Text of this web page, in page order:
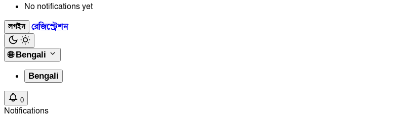
No notifications yet
লগইন রেজিস্ট্রেশন
🌐 Bengali
Bengali
0
Notifications